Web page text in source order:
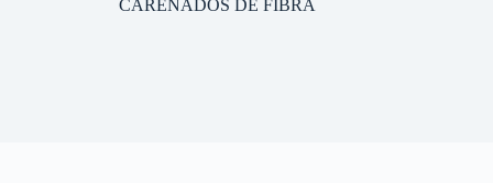
CARENADOS DE FIBRA